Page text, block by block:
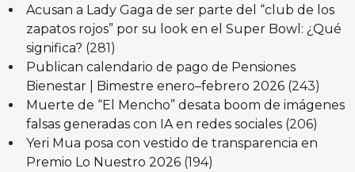
Acusan a Lady Gaga de ser parte del “club de los
zapatos rojos” por su look en el Super Bowl: ¿Qué
significa? (281)
Publican calendario de pago de Pensiones
Bienestar | Bimestre enero–febrero 2026 (243)
Muerte de “El Mencho” desata boom de imágenes
falsas generadas con IA en redes sociales (206)
Yeri Mua posa con vestido de transparencia en
Premio Lo Nuestro 2026 (194)